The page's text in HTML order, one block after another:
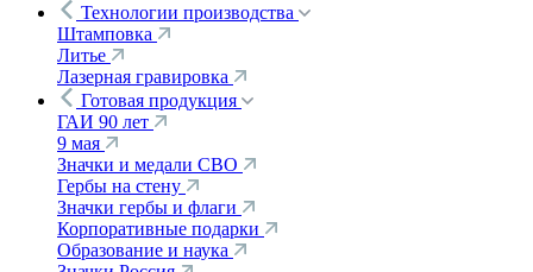
Технологии производства
Штамповка
Литье
Лазерная гравировка
Готовая продукция
ГАИ 90 лет
9 мая
Значки и медали СВО
Гербы на стену
Значки гербы и флаги
Корпоративные подарки
Образование и наука